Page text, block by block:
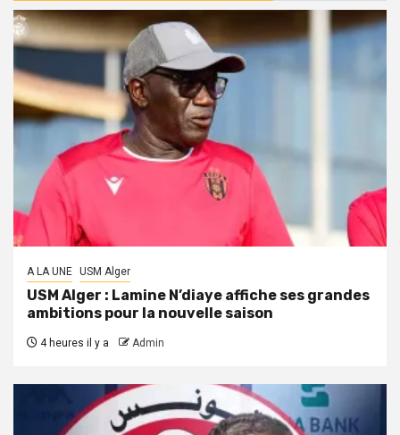
A LA UNE USM Alger
USM Alger : Lamine N’diaye affiche ses grandes
ambitions pour la nouvelle saison
4 heures il y a Admin